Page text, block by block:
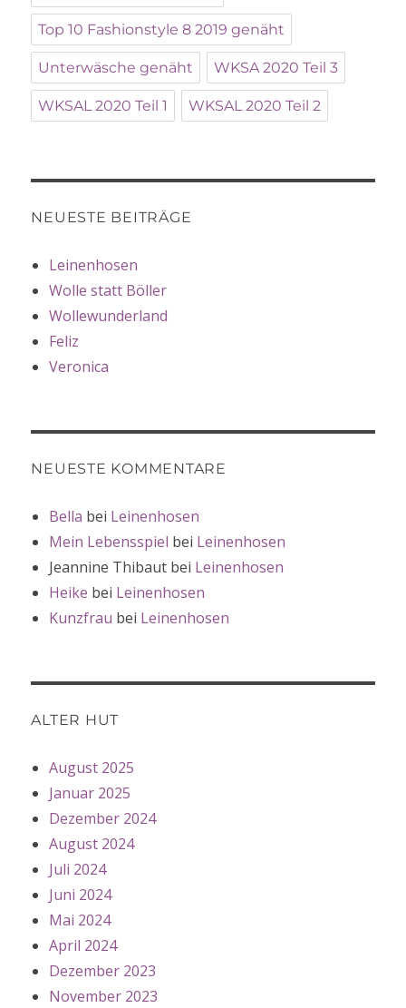
Top 10 Fashionstyle 8 2019 genäht
Unterwäsche genäht WKSA 2020 Teil 3
WKSAL 2020 Teil 1 WKSAL 2020 Teil 2
NEUESTE BEITRÄGE
Leinenhosen
Wolle statt Böller
Wollewunderland
Feliz
Veronica
NEUESTE KOMMENTARE
Bella bei Leinenhosen
Mein Lebensspiel bei Leinenhosen
Jeannine Thibaut bei Leinenhosen
Heike bei Leinenhosen
Kunzfrau bei Leinenhosen
ALTER HUT
August 2025
Januar 2025
Dezember 2024
August 2024
Juli 2024
Juni 2024
Mai 2024
April 2024
Dezember 2023
November 2023